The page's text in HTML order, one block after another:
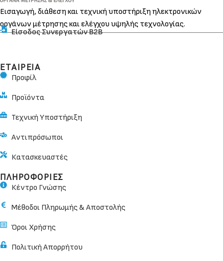
Εισαγωγή, διάθεση και τεχνική υποστήριξη ηλεκτρονικών
οργάνων μέτρησης και ελέγχου υψηλής τεχνολογίας.
Είσοδος Συνεργατών Β2Β
ΕΤΑΙΡΕΙΑ
Προφίλ
Προϊόντα
Τεχνική Υποστήριξη
Αντιπρόσωποι
Κατασκευαστές
ΠΛΗΡΟΦΟΡΙΕΣ
Κέντρο Γνώσης
Μέθοδοι Πληρωμής & Αποστολής
Όροι Χρήσης
Πολιτική Απορρήτου